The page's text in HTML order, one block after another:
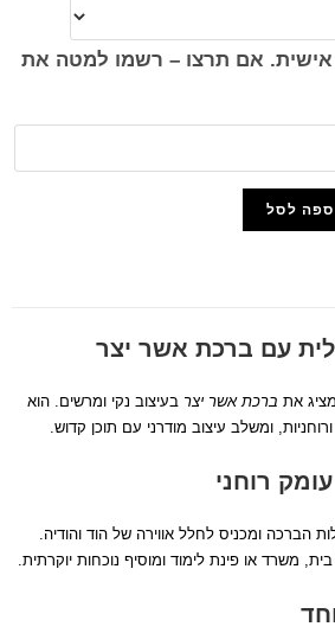
אישית. אם תרצו – רשמו למטה את
לסל
עם ברכת אשר יצר
מציג את ברכת אשר יצר בעיצוב נקי ומרשים. הוא
ומשלב עיצוב מודרני עם תוכן קדוש.
רוחני
הברכה ומכניס לחלל אווירה של הוד והודיה.
משרד או פינת לימוד ומוסיף נוכחות יוקרתית.